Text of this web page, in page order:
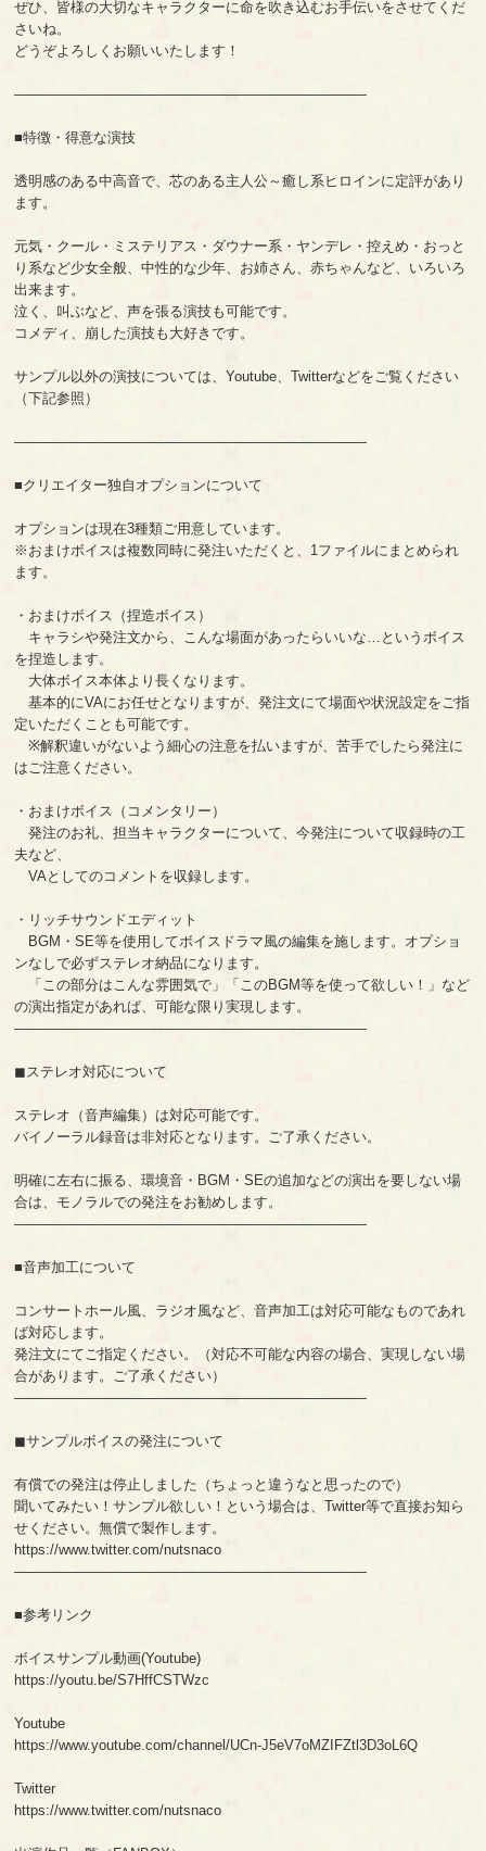
ぜひ、皆様の大切なキャラクターに命を吹き込むお手伝いをさせてくだ
さいね。
どうぞよろしくお願いいたします！
—————————————————————————
■特徴・得意な演技
透明感のある中高音で、芯のある主人公～癒し系ヒロインに定評があり
ます。
元気・クール・ミステリアス・ダウナー系・ヤンデレ・控えめ・おっと
り系など少女全般、中性的な少年、お姉さん、赤ちゃんなど、いろいろ
出来ます。
泣く、叫ぶなど、声を張る演技も可能です。
コメディ、崩した演技も大好きです。
サンプル以外の演技については、Youtube、Twitterなどをご覧ください
（下記参照）
—————————————————————————
■クリエイター独自オプションについて
オプションは現在3種類ご用意しています。
※おまけボイスは複数同時に発注いただくと、1ファイルにまとめられ
ます。
・おまけボイス（捏造ボイス）
キャラシや発注文から、こんな場面があったらいいな…というボイス
を捏造します。
大体ボイス本体より長くなります。
基本的にVAにお任せとなりますが、発注文にて場面や状況設定をご指
定いただくことも可能です。
※解釈違いがないよう細心の注意を払いますが、苦手でしたら発注に
はご注意ください。
・おまけボイス（コメンタリー）
発注のお礼、担当キャラクターについて、今発注について収録時の工
夫など、
VAとしてのコメントを収録します。
・リッチサウンドエディット
BGM・SE等を使用してボイスドラマ風の編集を施します。オプショ
ンなしで必ずステレオ納品になります。
「この部分はこんな雰囲気で」「このBGM等を使って欲しい！」など
の演出指定があれば、可能な限り実現します。
—————————————————————————
◼︎ステレオ対応について
ステレオ（音声編集）は対応可能です。
バイノーラル録音は非対応となります。ご了承ください。
明確に左右に振る、環境音・BGM・SEの追加などの演出を要しない場
合は、モノラルでの発注をお勧めします。
—————————————————————————
■音声加工について
コンサートホール風、ラジオ風など、音声加工は対応可能なものであれ
ば対応します。
発注文にてご指定ください。（対応不可能な内容の場合、実現しない場
合があります。ご了承ください）
—————————————————————————
◼︎サンプルボイスの発注について
有償での発注は停止しました（ちょっと違うなと思ったので）
聞いてみたい！サンプル欲しい！という場合は、Twitter等で直接お知ら
せください。無償で製作します。
https://www.twitter.com/nutsnaco
—————————————————————————
■参考リンク
ボイスサンプル動画(Youtube)
https://youtu.be/S7HffCSTWzc
Youtube
https://www.youtube.com/channel/UCn-J5eV7oMZIFZtl3D3oL6Q
Twitter
https://www.twitter.com/nutsnaco